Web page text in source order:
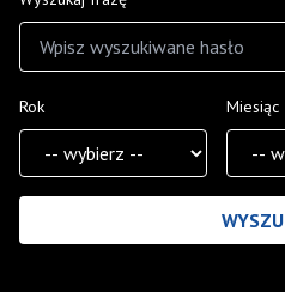
Rok Miesiąc